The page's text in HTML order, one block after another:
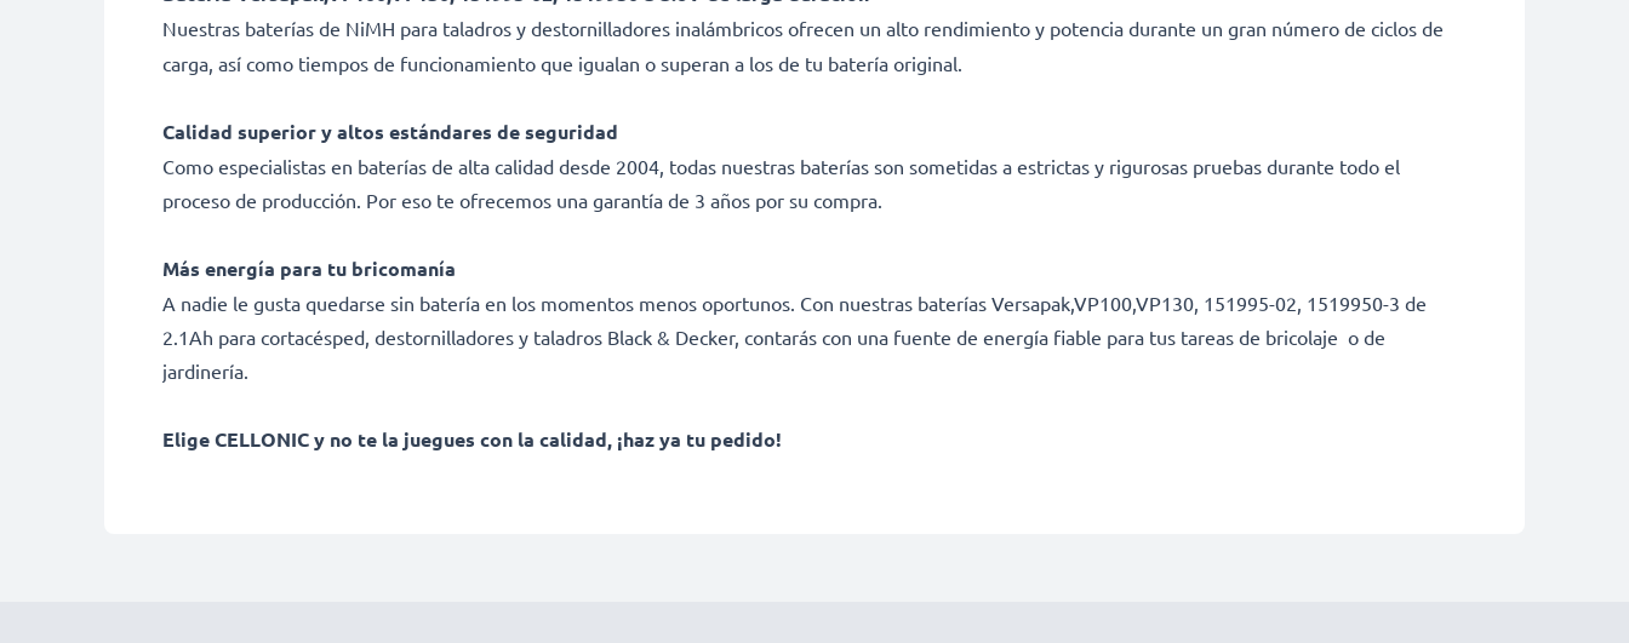
Nuestras baterías de NiMH para taladros y destornilladores inalámbricos ofrecen un alto rendimiento y potencia durante un gran número de ciclos de
carga, así como tiempos de funcionamiento que igualan o superan a los de tu batería original.
Calidad superior y altos estándares de seguridad
Como especialistas en baterías de alta calidad desde 2004, todas nuestras baterías son sometidas a estrictas y rigurosas pruebas durante todo el
proceso de producción. Por eso te ofrecemos una garantía de 3 años por su compra.
Más energía para tu bricomanía
A nadie le gusta quedarse sin batería en los momentos menos oportunos. Con nuestras baterías Versapak,VP100,VP130, 151995-02, 1519950-3 de
2.1Ah para cortacésped, destornilladores y taladros Black & Decker, contarás con una fuente de energía fiable para tus tareas de bricolaje o de
jardinería.
Elige CELLONIC y no te la juegues con la calidad, ¡haz ya tu pedido!